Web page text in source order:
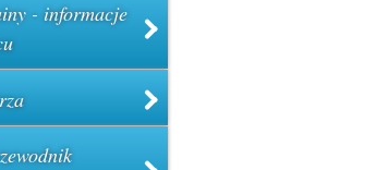
- informacje